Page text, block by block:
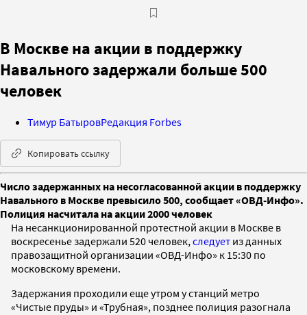
В Москве на акции в поддержку
Навального задержали больше 500
человек
Тимур БатыровРедакция Forbes
Копировать ссылку
Число задержанных на несогласованной акции в поддержку
Навального в Москве превысило 500, сообщает «ОВД-Инфо».
Полиция насчитала на акции 2000 человек
На несанкционированной протестной акции в Москве в
воскресенье задержали 520 человек, следует из данных
правозащитной организации «ОВД-Инфо» к 15:30 по
московскому времени.
Задержания проходили еще утром у станций метро
«Чистые пруды» и «Трубная», позднее полиция разогнала